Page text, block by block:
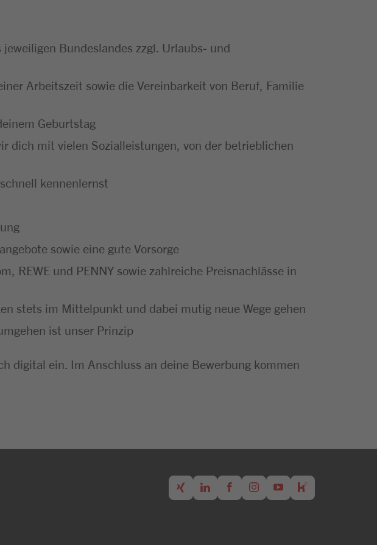
Bundeslandes zzgl. Urlaubs- und
Arbeitszeit sowie die Vereinbarkeit von Beruf, Familie
Geburtstag
dich mit vielen Sozialleistungen, von der betrieblichen
kennenlernst
sowie eine gute Vorsorge
REWE und PENNY sowie zahlreiche Preisnachlässe in
stets im Mittelpunkt und dabei mutig neue Wege gehen
ist unser Prinzip
digital ein. Im Anschluss an deine Bewerbung kommen